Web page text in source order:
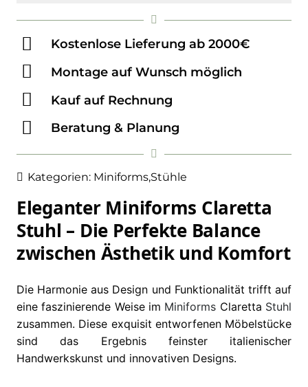
Kostenlose Lieferung ab 2000€
Montage auf Wunsch möglich
Kauf auf Rechnung
Beratung & Planung
Kategorien: Miniforms,Stühle
Eleganter Miniforms Claretta
Stuhl – Die Perfekte Balance
zwischen Ästhetik und Komfort
Die Harmonie aus Design und Funktionalität trifft auf
eine faszinierende Weise im Miniforms Claretta Stuhl
zusammen. Diese exquisit entworfenen Möbelstücke
sind das Ergebnis feinster italienischer
Handwerkskunst und innovativen Designs.